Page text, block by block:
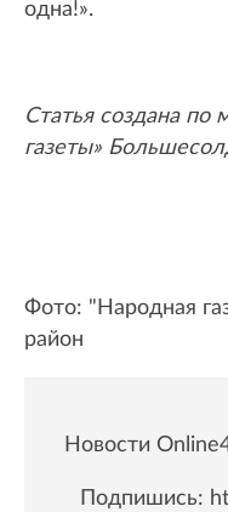
одна!».
Статья создана по
газеты»
Фото: "Народная
район
Новости
Подпишись: